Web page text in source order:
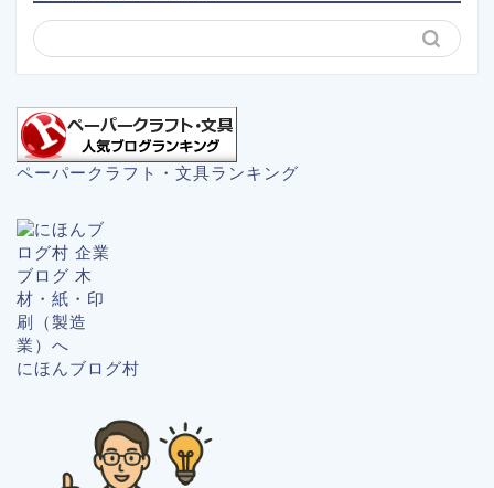
ペーパークラフト・文具ランキング
にほんブログ村